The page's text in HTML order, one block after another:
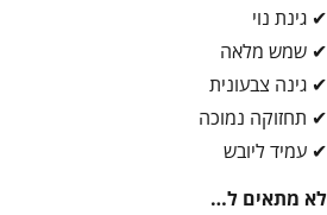
✔ גינת נוי
✔ שמש מלאה
✔ גינה צבעונית
✔ תחזוקה נמוכה
✔ עמיד ליובש
לא מתאים ל…